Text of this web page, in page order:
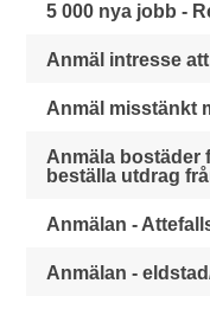
5 000 nya jobb -
Anmäl intresse
Anmäl misstänkt
Anmäla bostäder
beställa utdrag
Anmälan -
Anmälan -